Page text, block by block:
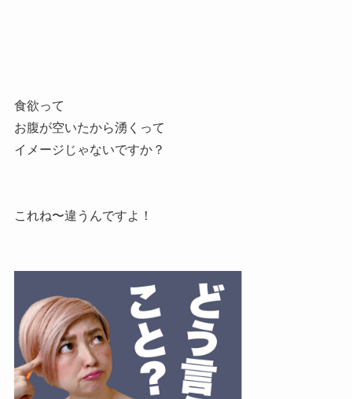
食欲って
お腹が空いたから湧くって
イメージじゃないですか？
これね〜違うんですよ！